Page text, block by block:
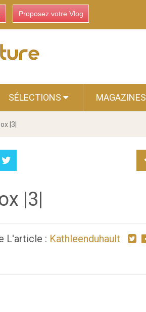
Proposez votre Vlog
SÉLECTIONS MAGAZINES
|3|
|3|
L'article : Kathleenduhault